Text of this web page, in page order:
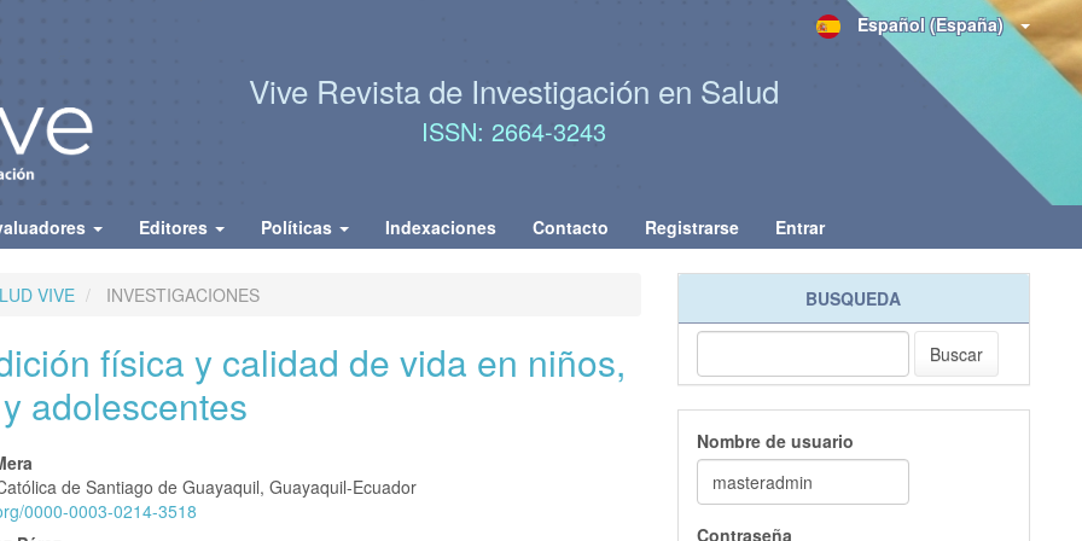
Español (España)
Vive Revista de Investigación en Salud
ISSN: 2664-3243
Editores Políticas Indexaciones Contacto Registrarse Entrar
VIVE INVESTIGACIONES
física y calidad de vida en niños,
adolescentes
de Santiago de Guayaquil, Guayaquil-Ecuador
0000-0003-0214-3518
BUSQUEDA
Buscar
Nombre de usuario
Contraseña